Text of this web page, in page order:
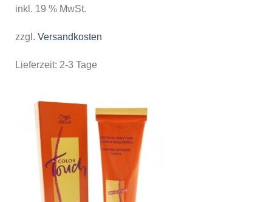
inkl. 19 % MwSt.
zzgl. Versandkosten
Lieferzeit: 2-3 Tage